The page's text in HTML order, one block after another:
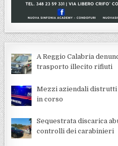
A Reggio Calabria
trasporto illecito rifiuti
Mezzi aziendali distrutti
in corso
Sequestrata discarica
controlli dei carabinieri